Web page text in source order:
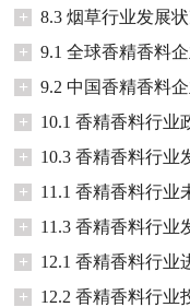
+
8.3 烟草行业发展
+
9.1 全球香精香料
+
9.2 中国香精香料
+
10.1 香精香料行业
+
10.3 香精香料行业
+
11.1 香精香料行业
+
11.3 香精香料行业
+
12.1 香精香料行业
+
12.2 香精香料行业